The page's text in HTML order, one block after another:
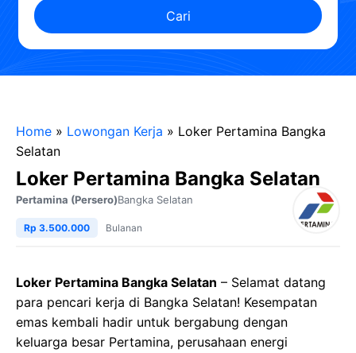
Cari
Home » Lowongan Kerja » Loker Pertamina Bangka
Selatan
Loker Pertamina Bangka Selatan
Pertamina (Persero)Bangka Selatan
Rp 3.500.000 Bulanan
Loker Pertamina Bangka Selatan – Selamat datang
para pencari kerja di Bangka Selatan! Kesempatan
emas kembali hadir untuk bergabung dengan
keluarga besar Pertamina, perusahaan energi